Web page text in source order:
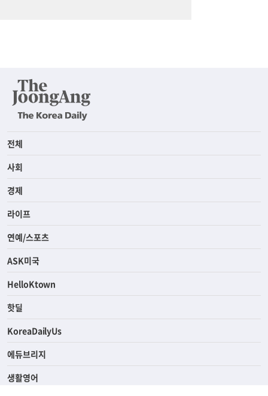
전체
사회
경제
라이프
연예/스포츠
ASK미국
HelloKtown
핫딜
KoreaDailyUs
에듀브리지
생활영어